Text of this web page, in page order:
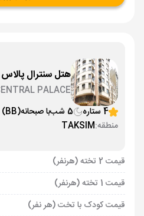
هتل سنترال پالاس
PALACE
4 ستاره
5 شب با صبحانه(BB)
منطقه:TAKSIM
قیمت 2 تخته (هرنفر)
قیمت 1 تخته (هرنفر)
قیمت کودک با تخت (هر نفر)